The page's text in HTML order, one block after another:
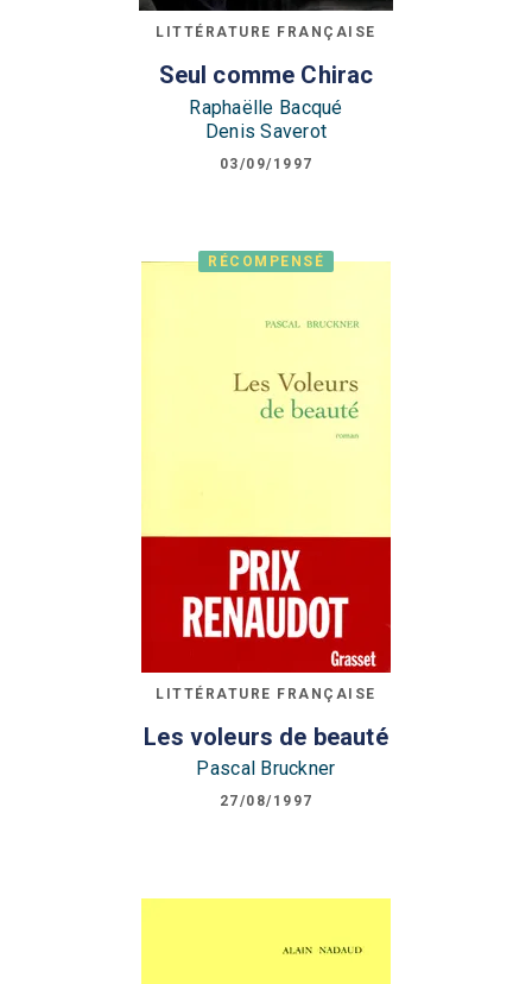
LITTÉRATURE FRANÇAISE
Seul comme Chirac
Raphaëlle Bacqué
Denis Saverot
03/09/1997
RÉCOMPENSÉ
LITTÉRATURE FRANÇAISE
Les voleurs de beauté
Pascal Bruckner
27/08/1997